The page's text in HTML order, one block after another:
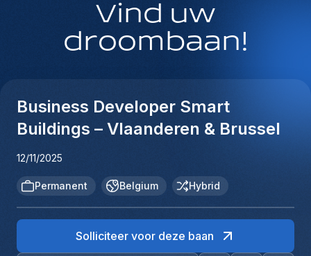
Vind uw
droombaan!
Business Developer Smart
Buildings – Vlaanderen & Brussel
12/11/2025
Permanent Belgium Hybrid
Solliciteer voor deze baan